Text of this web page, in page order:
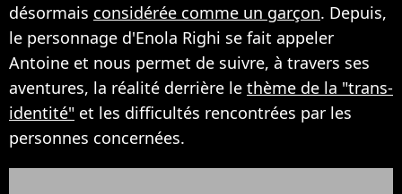
désormais considérée comme un garçon. Depuis,
le personnage d'Enola Righi se fait appeler
Antoine et nous permet de suivre, à travers ses
aventures, la réalité derrière le thème de la "trans-
identité" et les difficultés rencontrées par les
personnes concernées.